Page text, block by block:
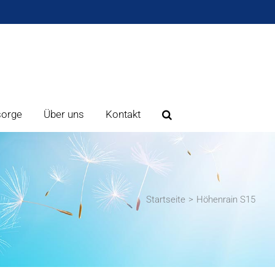
Über uns Kontakt
Startseite Höhenrain S15